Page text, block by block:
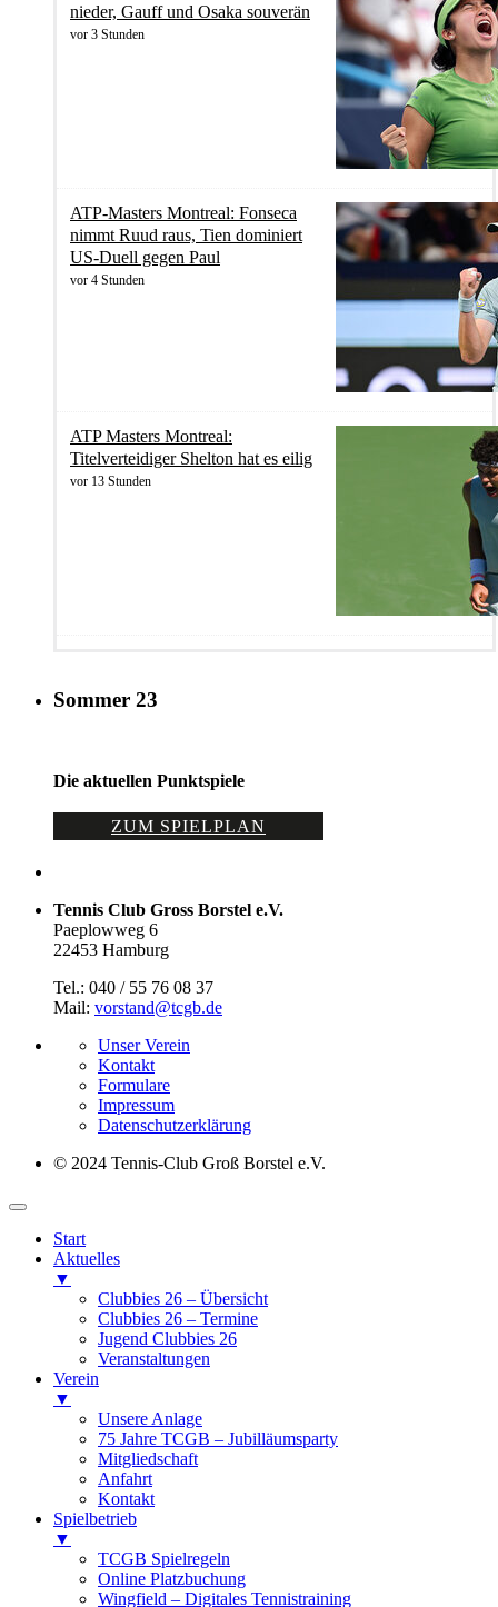
nieder, Gauff und Osaka souverän
vor 3 Stunden
ATP-Masters Montreal: Fonseca
nimmt Ruud raus, Tien dominiert
US-Duell gegen Paul
vor 4 Stunden
ATP Masters Montreal:
Titelverteidiger Shelton hat es eilig
vor 13 Stunden
Sommer 23
Die aktuellen Punktspiele
ZUM SPIELPLAN
Tennis Club Gross Borstel e.V.
Paeplowweg 6
22453 Hamburg
Tel.: 040 / 55 76 08 37
Mail: vorstand@tcgb.de
Unser Verein
Kontakt
Formulare
Impressum
Datenschutz­erklärung
© 2024 Tennis-Club Groß Borstel e.V.
Start
Aktuelles
▼
Clubbies 26 – Übersicht
Clubbies 26 – Termine
Jugend Clubbies 26
Veranstaltungen
Verein
▼
Unsere Anlage
75 Jahre TCGB – Jubilläumsparty
Mitgliedschaft
Anfahrt
Kontakt
Spielbetrieb
▼
TCGB Spielregeln
Online Platzbuchung
Wingfield – Digitales Tennistraining